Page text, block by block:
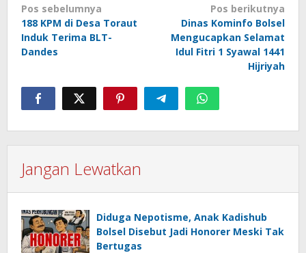
Navigasi
pos
Pos sebelumnya
188 KPM di Desa Toraut
Induk Terima BLT-
Dandes
Pos berikutnya
Dinas Kominfo Bolsel
Mengucapkan Selamat
Idul Fitri 1 Syawal 1441
Hijriyah
Jangan Lewatkan
Diduga Nepotisme, Anak Kadishub
Bolsel Disebut Jadi Honorer Meski Tak
Bertugas